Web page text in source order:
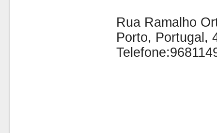
Rua Ramalho
Porto, Portugal,